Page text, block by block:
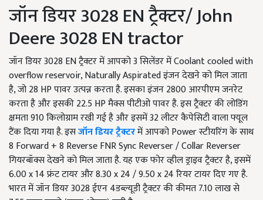
जॉन डियर 3028 EN ट्रैक्टर/ John
Deere 3028 EN tractor
जॉन डियर 3028 EN ट्रैक्टर में आपको 3 सिलेंडर में Coolant cooled with
overflow reservoir, Naturally Aspirated इंजन देखने को मिल जाता
है, जो 28 HP पावर उत्पन्न करता है. इसका इंजन 2800 आरपीएम जनरेट
करता है और इसकी 22.5 HP मैक्स पीटीओ पावर है. इस ट्रैक्टर की लोडिंग
क्षमता 910 किलोग्राम रखी गई है और इसमें 32 लीटर कैपेसिटी वाला फ्यूल
टैंक दिया गया है. इसजॉन डियर ट्रैक्टरमें आपको Power स्टीयरिंग के साथ
8 Forward + 8 Reverse FNR Sync Reverser / Collar Reverser
गियरबॉक्स देखने को मिल जाता है. यह एक फोर व्हील ड्राइव ट्रैक्टर है, इसमें
6.00 x 14 फ्रंट टायर और 8.30 x 24 / 9.50 x 24 रियर टायर दिए गए है.
भारत में जॉन डियर 3028 ईएन 4डब्ल्यूडी ट्रैक्टर की कीमत 7.10 लाख से